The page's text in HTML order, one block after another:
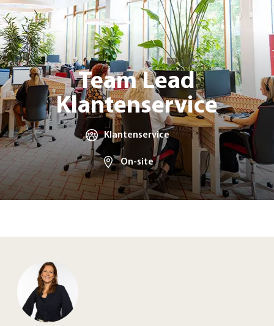
Team Lead
Klantenservice
Klantenservice
On-site